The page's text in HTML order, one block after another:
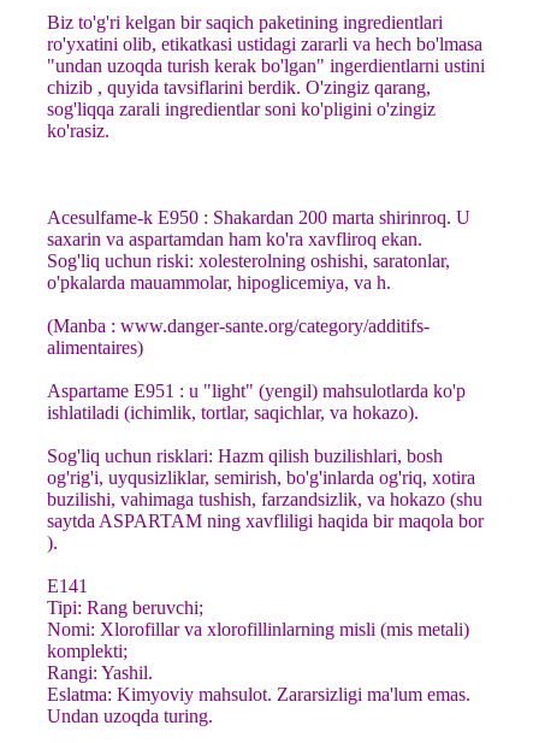
Biz to'g'ri kelgan bir saqich paketining ingredientlari
ro'yxatini olib, etikatkasi ustidagi zararli va hech bo'lmasa
"undan uzoqda turish kerak bo'lgan" ingerdientlarni ustini
chizib , quyida tavsiflarini berdik. O'zingiz qarang,
sog'liqqa zarali ingredientlar soni ko'pligini o'zingiz
ko'rasiz.
Acesulfame-k E950 : Shakardan 200 marta shirinroq. U
saxarin va aspartamdan ham ko'ra xavfliroq ekan.
Sog'liq uchun riski: xolesterolning oshishi, saratonlar,
o'pkalarda mauammolar, hipoglicemiya, va h.
(Manba : www.danger-sante.org/category/additifs-
alimentaires)
Aspartame E951 : u "light" (yengil) mahsulotlarda ko'p
ishlatiladi (ichimlik, tortlar, saqichlar, va hokazo).
Sog'liq uchun risklari: Hazm qilish buzilishlari, bosh
og'rig'i, uyqusizliklar, semirish, bo'g'inlarda og'riq, xotira
buzilishi, vahimaga tushish, farzandsizlik, va hokazo (shu
saytda ASPARTAM ning xavfliligi haqida bir maqola bor
).
E141
Tipi: Rang beruvchi;
Nomi: Xlorofillar va xlorofillinlarning misli (mis metali)
komplekti;
Rangi: Yashil.
Eslatma: Kimyoviy mahsulot. Zararsizligi ma'lum emas.
Undan uzoqda turing.